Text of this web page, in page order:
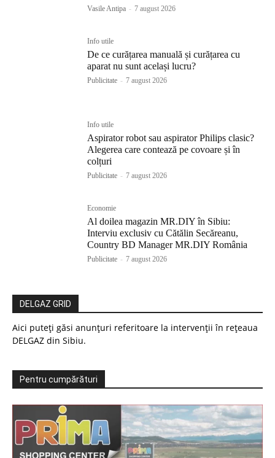
Vasile Antipa - 7 august 2026
Info utile
De ce curățarea manuală și curățarea cu
aparat nu sunt același lucru?
Publicitate - 7 august 2026
Info utile
Aspirator robot sau aspirator Philips clasic?
Alegerea care contează pe covoare și în
colțuri
Publicitate - 7 august 2026
Economie
Al doilea magazin MR.DIY în Sibiu:
Interviu exclusiv cu Cătălin Secăreanu,
Country BD Manager MR.DIY România
Publicitate - 7 august 2026
DELGAZ GRID
Aici puteți găsi anunțuri referitoare la intervenții în rețeaua
DELGAZ din Sibiu.
Pentru cumpărături